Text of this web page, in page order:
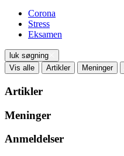
Corona
Stress
Eksamen
luk søgning
Vis alle
Artikler Meninger
Artikler
Meninger
Anmeldelser